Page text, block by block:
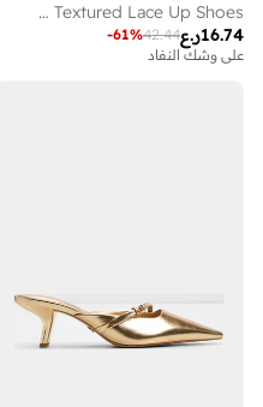
CHICSNEAKER2 Textured Lace Up Shoes
ر.ع16.74
42.44
-61%
على وشك النفاد